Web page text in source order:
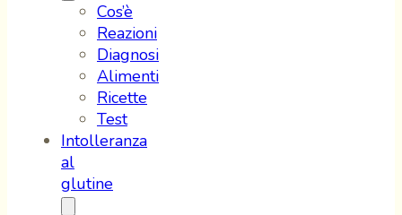
Cos’è
Reazioni
Diagnosi
Alimenti
Ricette
Test
Intolleranza
al
glutine